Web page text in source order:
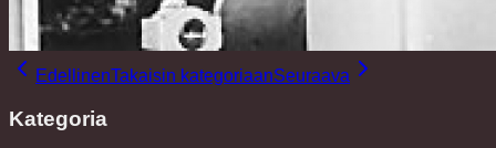
EdellinenTakaisin kategoriaanSeuraava
Kategoria